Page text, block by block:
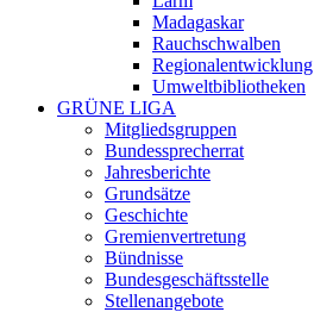
Madagaskar
Rauchschwalben
Regionalentwicklung
Umweltbibliotheken
GRÜNE LIGA
Mitgliedsgruppen
Bundessprecherrat
Jahresberichte
Grundsätze
Geschichte
Gremienvertretung
Bündnisse
Bundesgeschäftsstelle
Stellenangebote